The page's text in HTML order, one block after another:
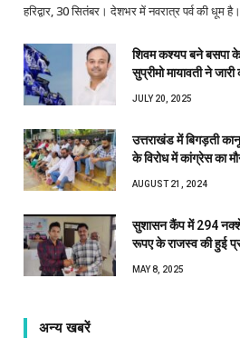
हरिद्वार, 30 सितंबर। देशभर में नवरात्र पर्व की धूम
शिवम कश्यप बने बसपा के
सुप्रीमो मायावती ने
JULY 20, 2025
उत्तराखंड में बिगड़ती
के विरोध में कांग्रेस का
AUGUST 21, 2024
सुशासन कैंप में 294
रूपए के राजस्व की हुई
MAY 8, 2025
अन्य खबरें